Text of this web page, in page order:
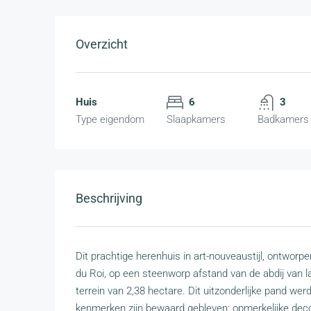
Overzicht
Huis
Type eigendom
6
Slaapkamers
3
Badkamers
Beschrijving
Dit prachtige herenhuis in art-nouveaustijl,
du Roi, op een steenworp afstand van de abdij van
terrein van 2,38 hectare. Dit uitzonderlijke pand
kenmerken zijn bewaard gebleven: opmerkelijke